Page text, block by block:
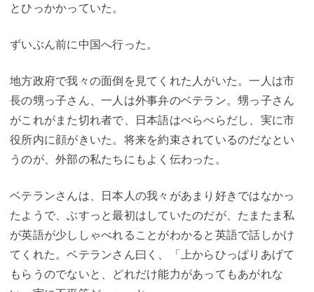
とひっかかっていた。
ずいぶん前に中国へ行った。
地方政府で我々の面倒を見てくれた人がいた。一人は市
長の甥っ子さん、一人は外事弁のベテラン。甥っ子さん
がこれがまた切れ者で、日本語はべらべらだし、実に市
役所内に顔がきいた。将来を約束されているのだなとい
うのが、外部の私たちにもよく伝わった。
ベテランさんは、日本人の我々があまり好きではなかっ
たようで、ぶすっと最初はしていたのだが、たまたま私
が英語が少ししゃべれることがわかると英語で話しかけ
てくれた。ベテランさん曰く、「上からひっぱりあげて
もらうのでないと、どれだけ能力があってもあがれな